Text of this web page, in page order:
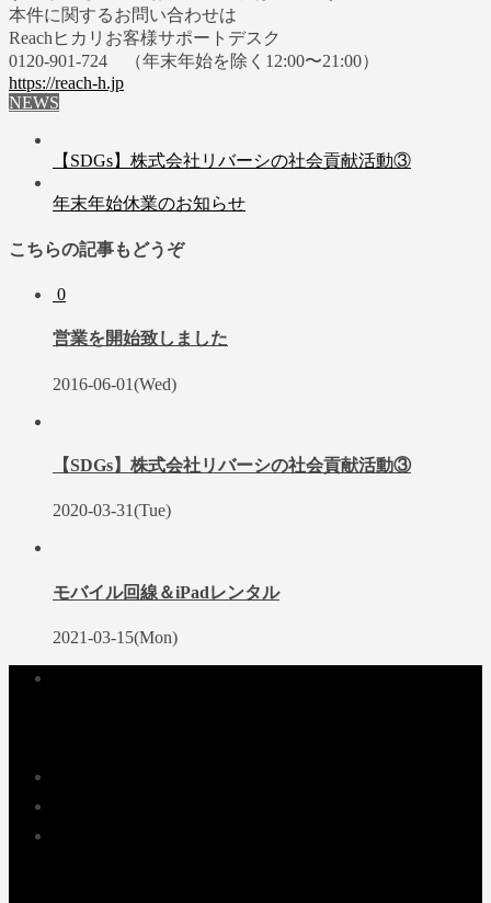
本件に関するお問い合わせは
Reachヒカリお客様サポートデスク
0120-901-724 （年末年始を除く12:00〜21:00）
https://reach-h.jp
NEWS
【SDGs】株式会社リバーシの社会貢献活動③
年末年始休業のお知らせ
こちらの記事もどうぞ
0
営業を開始致しました
2016-06-01(Wed)
【SDGs】株式会社リバーシの社会貢献活動③
2020-03-31(Tue)
モバイル回線＆iPadレンタル
2021-03-15(Mon)